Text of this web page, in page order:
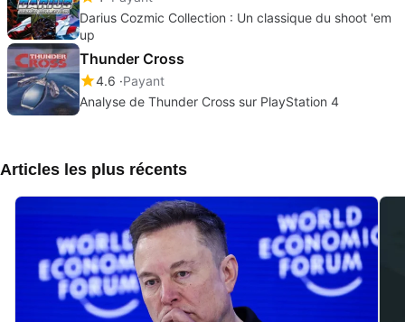
Darius Cozmic Collection : Un classique du shoot 'em
up
Thunder Cross
4.6 Payant
Analyse de Thunder Cross sur PlayStation 4
Articles les plus récents